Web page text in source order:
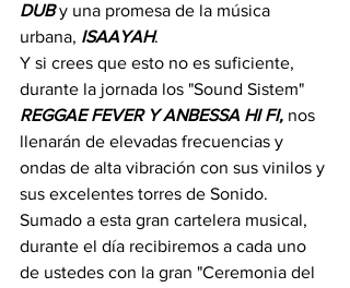
DUB y una promesa de la música
urbana, ISAAYAH.
Y si crees que esto no es suficiente,
durante la jornada los "Sound Sistem"
REGGAE FEVER Y ANBESSA HI FI, nos
llenarán de elevadas frecuencias y
ondas de alta vibración con sus vinilos y
sus excelentes torres de Sonido.
Sumado a esta gran cartelera musical,
durante el día recibiremos a cada uno
de ustedes con la gran "Ceremonia del